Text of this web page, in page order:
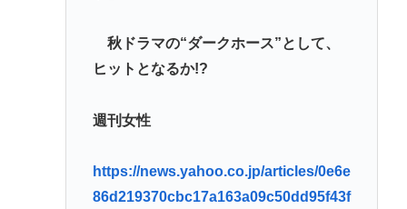
秋ドラマの“ダークホース”として、
ヒットとなるか!?
週刊女性
https://news.yahoo.co.jp/articles/0e6e
86d219370cbc17a163a09c50dd95f43f